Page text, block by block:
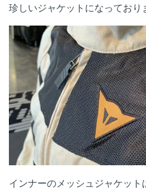
珍しいジャケットになっており
インナーのメッシュジャケット